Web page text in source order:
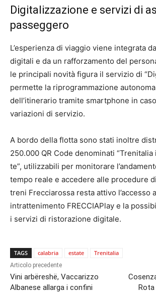
Digitalizzazione e servizi di
passeggero
L’esperienza di viaggio viene integrata
digitali e da un rafforzamento del
le principali novità figura il servizio di
permette la riprogrammazione
dell’itinerario tramite smartphone in
variazioni di servizio.
A bordo della flotta sono stati inoltre
250.000 QR Code denominati
te”, utilizzabili per monitorare
tempo reale e accedere alle procedure
treni Frecciarossa resta attivo l’accesso
intrattenimento FRECCIAPlay e la
i servizi di ristorazione digitale.
TAGS calabria estate Trenitalia
Articolo precedente
Vini arbëreshë, Vaccarizzo
Albanese allarga i confini